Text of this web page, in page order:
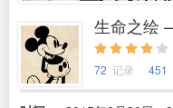
生命之绘
72 记录 451